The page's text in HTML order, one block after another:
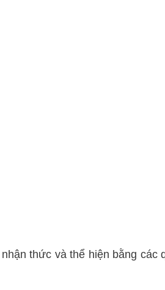
thức và thể hiện bằng các